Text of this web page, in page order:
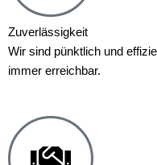
Zuverlässigkeit
Wir sind pünktlich und
immer erreichbar.